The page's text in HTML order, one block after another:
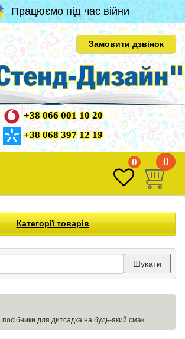
Працюємо під час війни
Замовити дзвінок
+38 066 001 10 20
+38 068 397 12 19
0 0
Категорії товарів
Шукати
для дитсадка на будь-який смак